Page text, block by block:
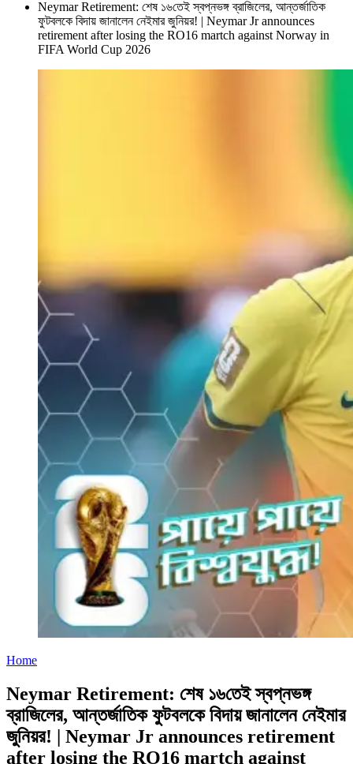
Neymar Retirement: শেষ ১৬তেই স্বপ্নভঙ্গ ব্রাজিলের, আন্তর্জাতিক
ফুটবলকে বিদায় জানালেন নেইমার জুনিয়র! | Neymar Jr announces
retirement after losing the RO16 martch against Norway in
FIFA World Cup 2026
Home
Neymar Retirement: শেষ ১৬তেই স্বপ্নভঙ্গ
ব্রাজিলের, আন্তর্জাতিক ফুটবলকে বিদায় জানালেন নেইমার
জুনিয়র! | Neymar Jr announces retirement
after losing the RO16 martch against